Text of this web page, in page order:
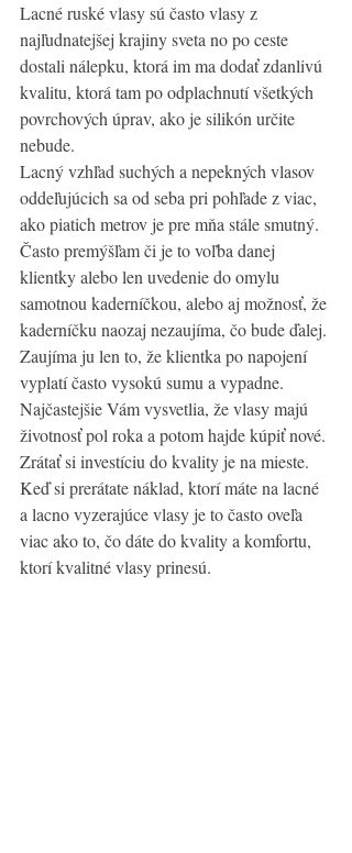
Lacné ruské vlasy sú často vlasy z
najľudnatejšej krajiny sveta no po ceste
dostali nálepku, ktorá im ma dodať zdanlivú
kvalitu, ktorá tam po odplachnutí všetkých
povrchových úprav, ako je silikón určite
nebude.
Lacný vzhľad suchých a nepekných vlasov
oddeľujúcich sa od seba pri pohľade z viac,
ako piatich metrov je pre mňa stále smutný.
Často premýšľam či je to voľba danej
klientky alebo len uvedenie do omylu
samotnou kaderníčkou, alebo aj možnosť, že
kaderníčku naozaj nezaujíma, čo bude ďalej.
Zaujíma ju len to, že klientka po napojení
vyplatí často vysokú sumu a vypadne.
Najčastejšie Vám vysvetlia, že vlasy majú
životnosť pol roka a potom hajde kúpiť nové.
Zrátať si investíciu do kvality je na mieste.
Keď si prerátate náklad, ktorí máte na lacné
a lacno vyzerajúce vlasy je to často oveľa
viac ako to, čo dáte do kvality a komfortu,
ktorí kvalitné vlasy prinesú.